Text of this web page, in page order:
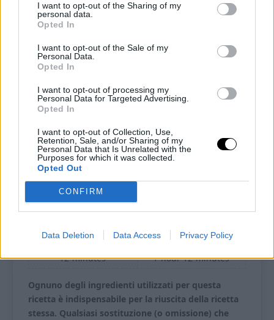
I want to opt-out of the Sharing of my
personal data.
Opted In
I want to opt-out of the Sale of my
Personal Data.
Opted In
I want to opt-out of processing my
Personal Data for Targeted Advertising.
Opted In
I want to opt-out of Collection, Use,
Retention, Sale, and/or Sharing of my
Personal Data that Is Unrelated with the
Purposes for which it was collected.
Opted Out
CONFIRM
Data Deletion Data Access Privacy Policy
Pin Print
Girelle chetogeniche al cacao
Recipe by Ketoalessia
Porzioni
Tempo di cottura
12 minutes
Tempo totale
1 hour12 minutes
Ognuno degli ingredienti utilizzati per questa
ricetta è indispensabile per la riuscita della ricetta
stessa. Qualsiasi sostituzione (o omissione) che